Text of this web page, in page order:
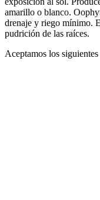
amarillo o blanco.
drenaje y riego mínimo.
pudrición de las raíces.
Aceptamos los